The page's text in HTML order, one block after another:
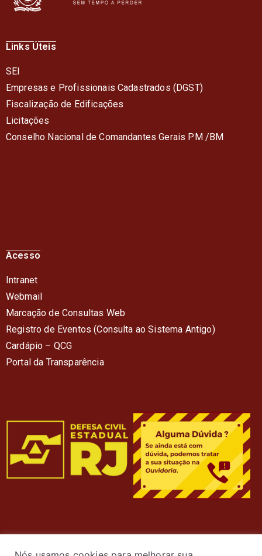
Links Úteis
SEI
Empresas e Profissionais Cadastrados (DGST)
Fiscalização de Edificações
Licitações
Conselho Nacional de Comandantes Gerais PM /BM
Acesso
Intranet
Webmail
Marcação de Consultas Web
Registro de Eventos (Consulta ao Sistema Antigo)
Cardápio – QCG
Portal da Transparência